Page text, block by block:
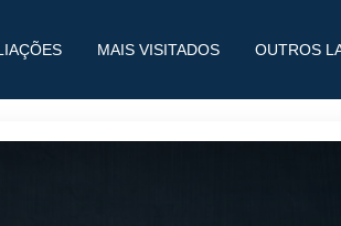
MAIS VISITADOS OUTROS